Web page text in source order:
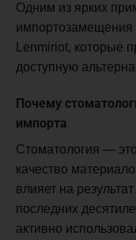
Одним из ярких
импортозамещения
Lenmiriot, которые
доступную
Почему
импорта
Стоматология —
качество
влияет на
последних
активно